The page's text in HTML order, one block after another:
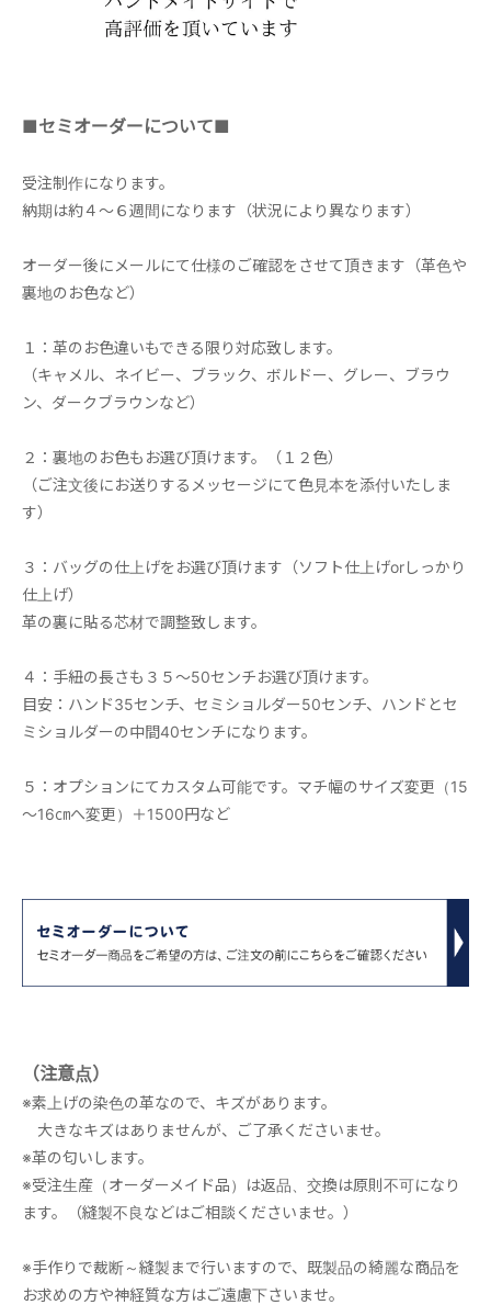
■セミオーダーについて■
受注制作になります。
納期は約４～６週間になります（状況により異なります）
オーダー後にメールにて仕様のご確認をさせて頂きます（革色や
裏地のお色など）
１：革のお色違いもできる限り対応致します。
（キャメル、ネイビー、ブラック、ボルドー、グレー、ブラウ
ン、ダークブラウンなど）
２：裏地のお色もお選び頂けます。（１２色）
（ご注文後にお送りするメッセージにて色見本を添付いたしま
す）
３：バッグの仕上げをお選び頂けます（ソフト仕上げorしっかり
仕上げ）
革の裏に貼る芯材で調整致します。
４：手紐の長さも３５～50センチお選び頂けます。
目安：ハンド35センチ、セミショルダー50センチ、ハンドとセ
ミショルダーの中間40センチになります。
５：オプションにてカスタム可能です。マチ幅のサイズ変更（15
～16㎝へ変更）＋1500円など
（注意点）
※素上げの染色の革なので、キズがあります。
大きなキズはありませんが、ご了承くださいませ。
※革の匂いします。
※受注生産（オーダーメイド品）は返品、交換は原則不可になり
ます。（縫製不良などはご相談くださいませ。）
※手作りで裁断～縫製まで行いますので、既製品の綺麗な商品を
お求めの方や神経質な方はご遠慮下さいませ。